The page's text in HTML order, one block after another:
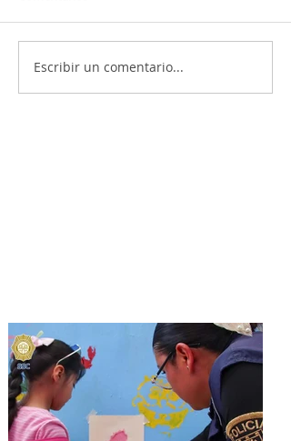
Escribir un comentario...